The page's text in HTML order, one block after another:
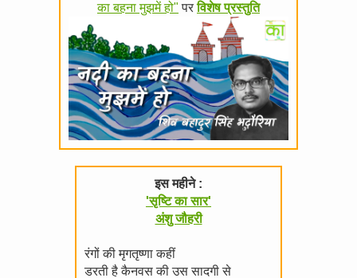
का बहना मुझमें हो" परविशेष प्रस्तुति
इस महीने :
'सृष्टि का सार'
अंशु जौहरी
रंगों की मृगतृष्णा कहीं
डरती है कैनवस की उस सादगी से